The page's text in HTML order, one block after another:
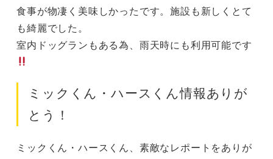
食事が物凄く美味しかったです。施設も新しくとて
も綺麗でした。
室内ドッグランもある為、雨天時にも利用可能です
ミックくん・ハースくん情報ありが
とう！
ミックくん・ハースくん、素敵なレポートをありが